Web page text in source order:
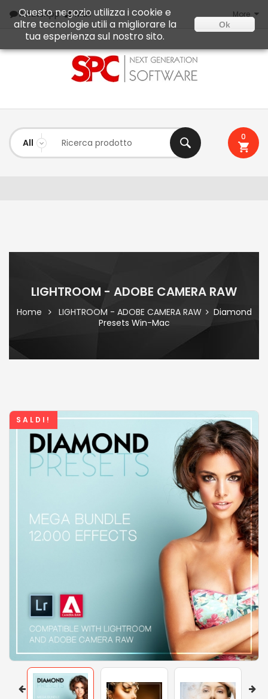
WhatsApp Mail More
0
LIGHTROOM - ADOBE CAMERA RAW
Home LIGHTROOM - ADOBE CAMERA RAW
Diamond
Presets Win-Mac
SALDI!
Questo negozio utilizza i cookie e
altre tecnologie utili a migliorare la
tua esperienza sul nostro sito.
Ok